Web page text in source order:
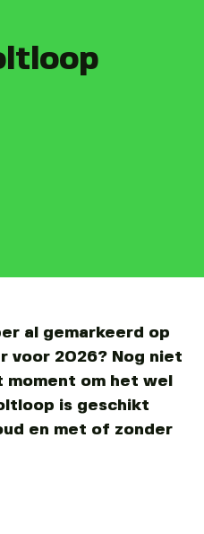
al gemarkeerd op
voor 2026? Nog niet
moment om het wel
is geschikt
en met of zonder